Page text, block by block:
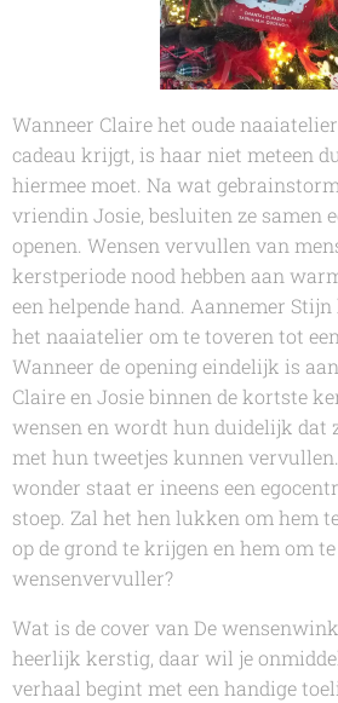
Wanneer Claire het oude
cadeau krijgt, is haar niet meteen
hiermee moet. Na wat
vriendin Josie, besluiten ze samen
openen. Wensen vervullen van
kerstperiode nood hebben aan
een helpende hand. Aannemer
het naaiatelier om te toveren tot
Wanneer de opening eindelijk is
Claire en Josie binnen de kortste
wensen en wordt hun duidelijk dat
met hun tweetjes kunnen
wonder staat er ineens een
stoep. Zal het hen lukken om hem
op de grond te krijgen en hem om
wensenvervuller?
Wat is de cover van De
heerlijk kerstig, daar wil je
verhaal begint met een handige